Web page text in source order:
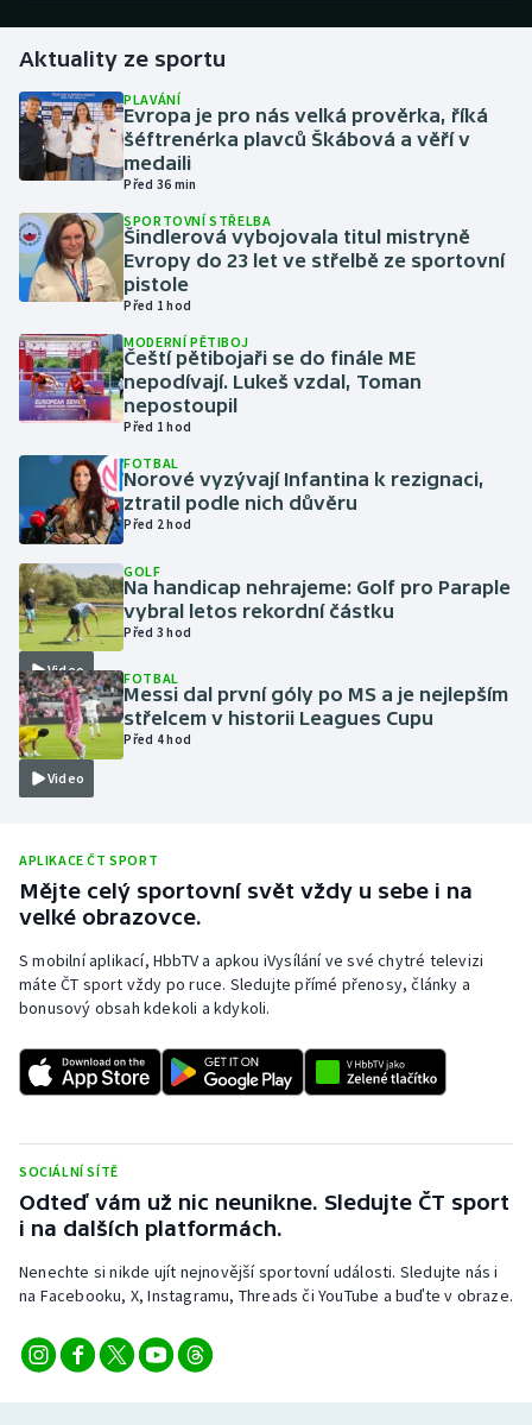
Golf
Gymnastika
Házená
Judo
Krasobruslení
Lezení
Lyže a snowboard
Moderní pětiboj
Motorsport
Olympijské hry
Parasport
Plavání
Plážový volejbal
Rychlobruslení
Short track
Sportovní střelba
Triatlon
Veslování
Vodní slalom
Volejbal
Ostatní
Aktuality ze sportu
PLAVÁNÍ
Evropa je pro nás velká prověrka, říká
šéftrenérka plavců Škábová a věří v
medaili
Před 36 min
SPORTOVNÍ STŘELBA
Šindlerová vybojovala titul mistryně
Evropy do 23 let ve střelbě ze sportovní
pistole
Před 1 hod
MODERNÍ PĚTIBOJ
Čeští pětibojaři se do finále ME
nepodívají. Lukeš vzdal, Toman
nepostoupil
Před 1 hod
FOTBAL
Norové vyzývají Infantina k rezignaci,
ztratil podle nich důvěru
Před 2 hod
Video
GOLF
Na handicap nehrajeme: Golf pro Paraple
vybral letos rekordní částku
Před 3 hod
Video
FOTBAL
Messi dal první góly po MS a je nejlepším
střelcem v historii Leagues Cupu
Před 4 hod
APLIKACE ČT SPORT
Mějte celý sportovní svět vždy u sebe i na
velké obrazovce.
S mobilní aplikací, HbbTV a apkou iVysílání ve své chytré televizi
máte ČT sport vždy po ruce. Sledujte přímé přenosy, články a
bonusový obsah kdekoli a kdykoli.
SOCIÁLNÍ SÍTĚ
Odteď vám už nic neunikne. Sledujte ČT sport
i na dalších platformách.
Nenechte si nikde ujít nejnovější sportovní události. Sledujte nás i
na Facebooku, X, Instagramu, Threads či YouTube a buďte v obraze.